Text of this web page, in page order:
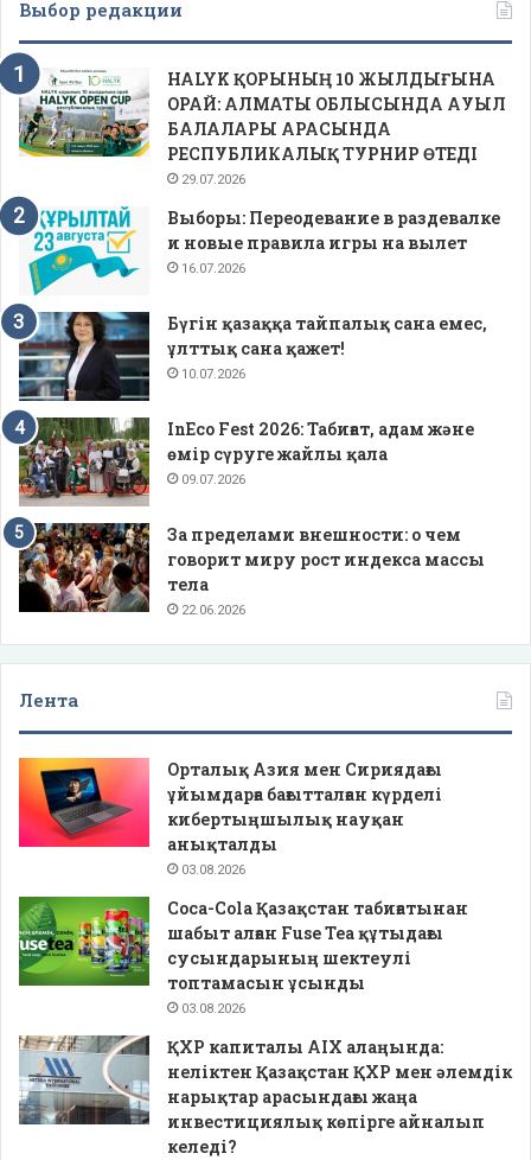
Выбор редакции
HALYK ҚОРЫНЫҢ 10 ЖЫЛДЫҒЫНА
ОРАЙ: АЛМАТЫ ОБЛЫСЫНДА АУЫЛ
БАЛАЛАРЫ АРАСЫНДА
РЕСПУБЛИКАЛЫҚ ТУРНИР ӨТЕДІ
29.07.2026
Выборы: Переодевание в раздевалке
и новые правила игры на вылет
16.07.2026
Бүгін қазаққа тайпалық сана емес,
ұлттық сана қажет!
10.07.2026
InEco Fest 2026: Табиғат, адам және
өмір сүруге жайлы қала
09.07.2026
За пределами внешности: о чем
говорит миру рост индекса массы
тела
22.06.2026
Лента
Орталық Азия мен Сириядағы
ұйымдарға бағытталған күрделі
кибертыңшылық науқан
анықталды
03.08.2026
Coca-Cola Қазақстан табиғатынан
шабыт алған Fuse Tea құтыдағы
сусындарының шектеулі
топтамасын ұсынды
03.08.2026
ҚХР капиталы AIX алаңында:
неліктен Қазақстан ҚХР мен әлемдік
нарықтар арасындағы жаңа
инвестициялық көпірге айналып
келеді?